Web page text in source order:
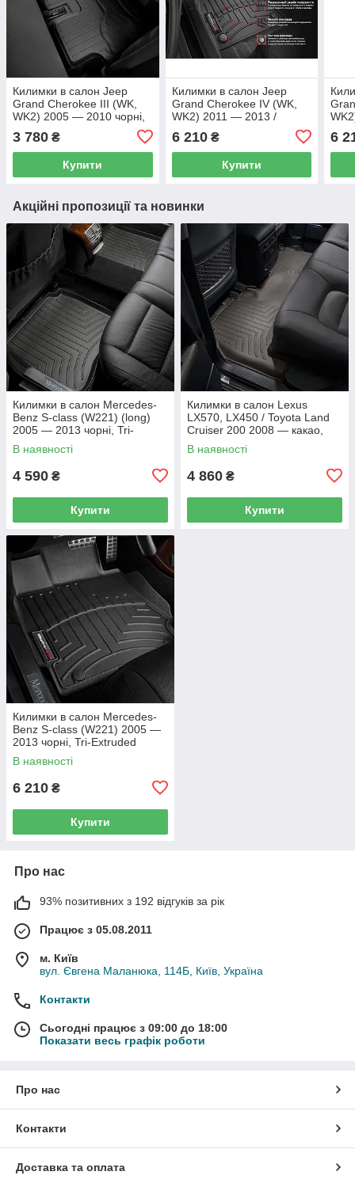
Килимки в салон Jeep
Grand Cherokee III (WK,
WK2) 2005 — 2010 чорні,
Tri-Extruded (WeatherTech)
— третій ряд
3 780 ₴
Купити
Килимки в салон Jeep
Grand Cherokee IV (WK,
WK2) 2011 — 2013 /
Dodge Durango (WD) 2011
— 2013 чорні, Tri-Extrud
(WeatherTech) —
6 210₴
Купити
—
6
Акційні пропозиції та новинки
Килимки в салон Mercedes-
Benz S-class (W221) (long)
2005 — 2013 чорні, Tri-
Extruded (WeatherTech) —
другий ряд
В наявності
4 590 ₴
Купити
Килимки в салон Lexus
LX570, LX450 / Toyota Land
Cruiser 200 2008 — какао,
Tri-Extruded (WeatherTech) —
другий ряд
В наявності
4 860 ₴
Купити
Килимки в салон Mercedes-
Benz S-class (W221) 2005 —
2013 чорні, Tri-Extruded
(WeatherTech) — передній
ряд
В наявності
6 210 ₴
Купити
Про нас
93% позитивних з 192 відгуків за рік
Працює з 05.08.2011
м. Київ
вул. Євгена Маланюка, 114Б, Київ, Україна
Контакти
Сьогодні працює з 09:00 до 18:00
Показати весь графік роботи
Про нас
Контакти
Доставка та оплата